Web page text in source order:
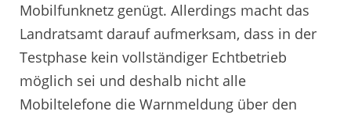
Mobilfunknetz genügt. Allerdings macht das
Landratsamt darauf aufmerksam, dass in der
Testphase kein vollständiger Echtbetrieb
möglich sei und deshalb nicht alle
Mobiltelefone die Warnmeldung über den